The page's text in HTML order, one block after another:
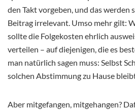
den Takt vorgeben, und das werden
Beitrag irrelevant. Umso mehr gilt:
sollte die Folgekosten ehrlich
verteilen – auf diejenigen, die es
man natürlich sagen muss: Selbst
solchen Abstimmung zu Hause
Aber mitgefangen, mitgehangen?